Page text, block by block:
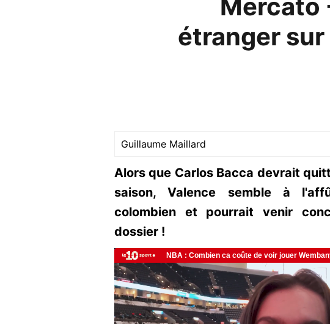
Mercato
étranger sur
Guillaume Maillard
Alors que Carlos Bacca devrait
saison, Valence semble à
colombien et pourrait venir
dossier !